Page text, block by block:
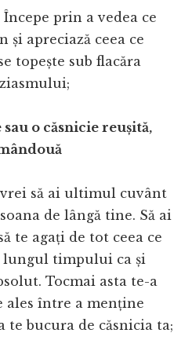
prin a vedea ce
și apreciază ceea ce
topește sub flacăra
sau o căsnicie reușită,
vrei să ai ultimul cuvânt
de lângă tine. Să ai
te agați de tot ceea ce
lungul timpului ca și
Tocmai asta te-a
ales între a menține
te bucura de căsnicia ta;